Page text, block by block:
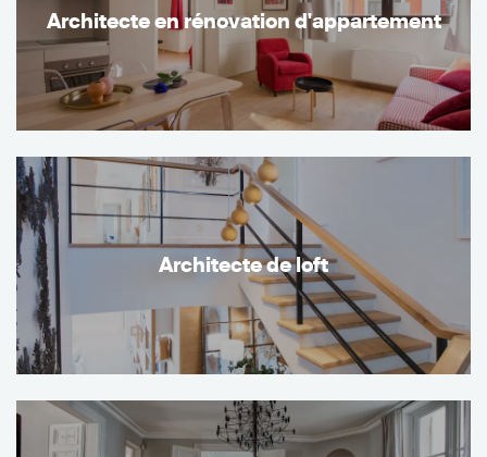
Architecte en rénovation d'appartement
Architecte de loft